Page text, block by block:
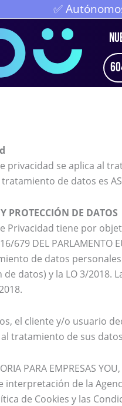
✅
privacidad se aplica al
de datos es
PROTECCIÓN DE DATOS
Privacidad tiene por
679 DEL
de datos
datos) y la LO 3/2018.
el cliente y/o usuario
tratamiento de sus
PARA
interpretación de la
de Cookies y las